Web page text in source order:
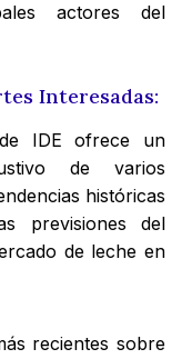
actores del
Interesadas:
IDE ofrece un
de varios
históricas
previsiones del
de leche en
recientes sobre